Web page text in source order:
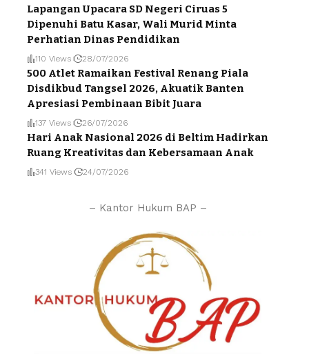
Lapangan Upacara SD Negeri Ciruas 5
Dipenuhi Batu Kasar, Wali Murid Minta
Perhatian Dinas Pendidikan
110 Views 28/07/2026
500 Atlet Ramaikan Festival Renang Piala
Disdikbud Tangsel 2026, Akuatik Banten
Apresiasi Pembinaan Bibit Juara
137 Views 26/07/2026
Hari Anak Nasional 2026 di Beltim Hadirkan
Ruang Kreativitas dan Kebersamaan Anak
341 Views 24/07/2026
– Kantor Hukum BAP –